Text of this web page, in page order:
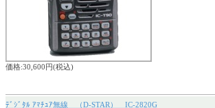
価格:30,600円(税込)
ﾃﾞｼﾞﾀﾙ ｱﾏﾁｭｱ無線 （D-STAR） IC-2820G